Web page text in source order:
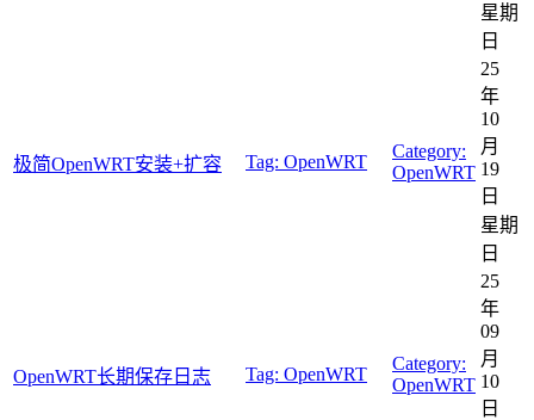
星期
日
极简OpenWRT安装+扩容 Tag: OpenWRT
Category:
OpenWRT
25
年
10
月
19
日
星期
日
OpenWRT长期保存日志 Tag: OpenWRT
Category:
OpenWRT
25
年
09
月
10
日